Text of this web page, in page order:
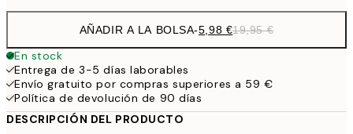
AÑADIR A LA BOLSA-5,98 €19,95 €
En stock
Entrega de 3-5 días laborables
Envío gratuito por compras superiores a 59 €
Política de devolución de 90 días
DESCRIPCIÓN DEL PRODUCTO